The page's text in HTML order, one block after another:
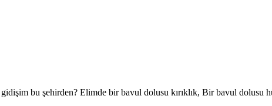
gidişim bu şehirden? Elimde bir bavul dolusu kırıklık, Bir bavul